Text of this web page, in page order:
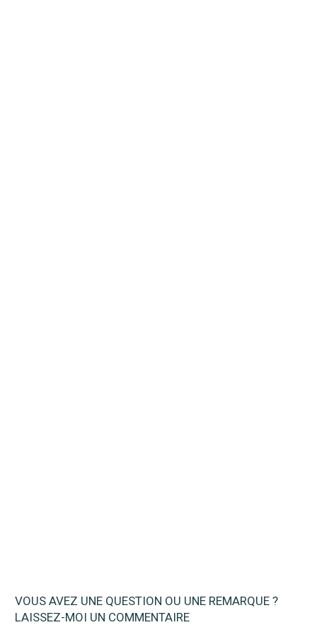
VOUS AVEZ UNE QUESTION OU UNE REMARQUE ?
LAISSEZ-MOI UN COMMENTAIRE